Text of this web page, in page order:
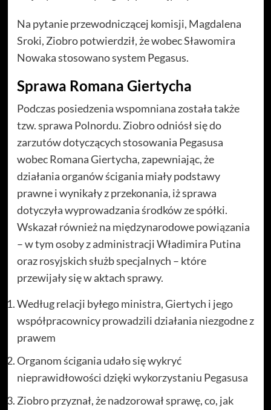
Na pytanie przewodniczącej komisji, Magdalena
Sroki, Ziobro potwierdził, że wobec Sławomira
Nowaka stosowano system Pegasus.
Sprawa Romana Giertycha
Podczas posiedzenia wspomniana została także
tzw. sprawa Polnordu. Ziobro odniósł się do
zarzutów dotyczących stosowania Pegasusa
wobec Romana Giertycha, zapewniając, że
działania organów ścigania miały podstawy
prawne i wynikały z przekonania, iż sprawa
dotyczyła wyprowadzania środków ze spółki.
Wskazał również na międzynarodowe powiązania
– w tym osoby z administracji Władimira Putina
oraz rosyjskich służb specjalnych – które
przewijały się w aktach sprawy.
Według relacji byłego ministra, Giertych i jego
współpracownicy prowadzili działania niezgodne z
prawem
Organom ścigania udało się wykryć
nieprawidłowości dzięki wykorzystaniu Pegasusa
Ziobro przyznał, że nadzorował sprawę, co, jak